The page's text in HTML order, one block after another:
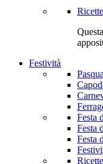
Festività
Festa
Festa
Festa